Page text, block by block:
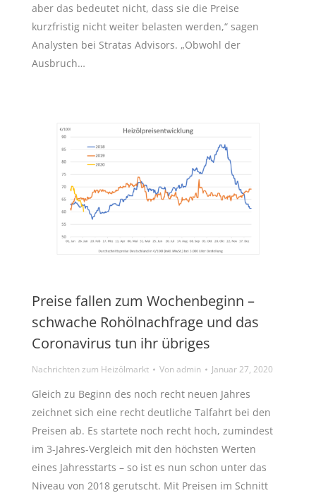
aber das bedeutet nicht, dass sie die Preise
kurzfristig nicht weiter belasten werden,“ sagen
Analysten bei Stratas Advisors. „Obwohl der
Ausbruch…
Preise fallen zum Wochenbeginn –
schwache Rohölnachfrage und das
Coronavirus tun ihr übriges
Nachrichten zum Heizölmarkt Vonadmin Januar 27, 2020
Gleich zu Beginn des noch recht neuen Jahres
zeichnet sich eine recht deutliche Talfahrt bei den
Preisen ab. Es startete noch recht hoch, zumindest
im 3-Jahres-Vergleich mit den höchsten Werten
eines Jahresstarts – so ist es nun schon unter das
Niveau von 2018 gerutscht. Mit Preisen im Schnitt